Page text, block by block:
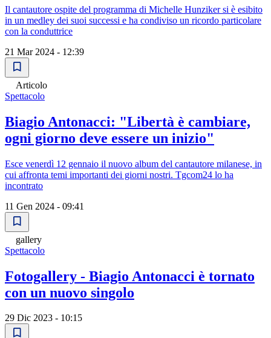
Il cantautore ospite del programma di Michelle Hunziker si è esibito
in un medley dei suoi successi e ha condiviso un ricordo particolare
con la conduttrice
21 Mar 2024 - 12:39
Articolo
Spettacolo
Biagio Antonacci: "Libertà è cambiare,
ogni giorno deve essere un inizio"
Esce venerdì 12 gennaio il nuovo album del cantautore milanese, in
cui affronta temi importanti dei giorni nostri. Tgcom24 lo ha
incontrato
11 Gen 2024 - 09:41
gallery
Spettacolo
Fotogallery - Biagio Antonacci è tornato
con un nuovo singolo
29 Dic 2023 - 10:15